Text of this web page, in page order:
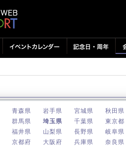
青森県 岩手県 宮城県
秋田県
群馬県 埼玉県 千葉県
東京都
福井県 山梨県 長野県
岐阜県
京都府 大阪府 兵庫県
奈良県